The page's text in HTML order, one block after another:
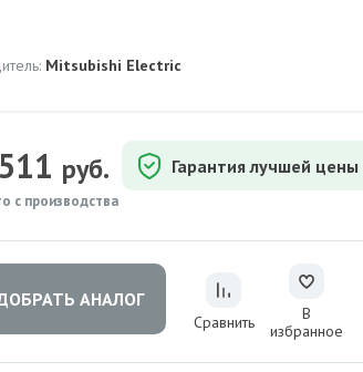
Mitsubishi Electric
руб. Гарантия лучшей цены
с производства
АНАЛОГ
Сравнить
В
избранное